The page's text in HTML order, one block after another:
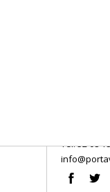
Tel: 52 08